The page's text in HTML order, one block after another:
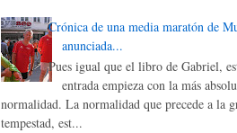
Crónica de una media maratón de
anunciada...
Pues igual que el libro de Gabriel,
entrada empieza con la más
normalidad. La normalidad que precede a la
tempestad, est...